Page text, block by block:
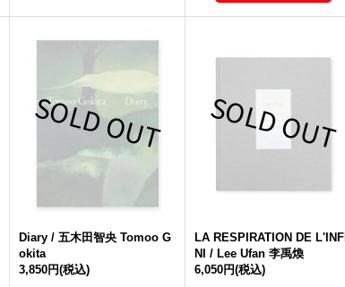
Diary / 五木田智央 Tomoo G
okita
3,850円(税込)
LA RESPIRATION DE L'INFI
NI / Lee Ufan 李禹煥
6,050円(税込)